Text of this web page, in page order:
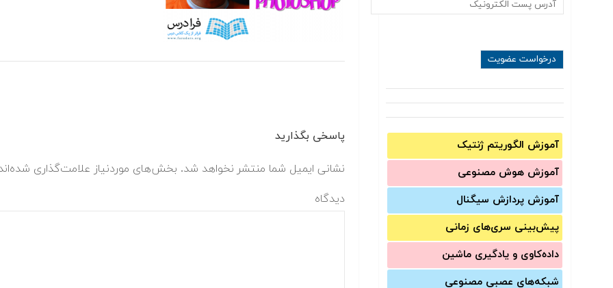
آموزش الگوریتم ژنتیک
آموزش‌ هوش مصنوعی
آموزش‌ پردازش سیگنال
پیش‌‌بینی سری‌‌های زمانی
داده‌کاوی و یادگیری ماشین
شبکه‌های عصبی مصنوعی
پاسخی بگذارید
نشانی ایمیل شما منتشر نخواهد شد. بخش‌های موردنیاز علامت‌گذاری
دیدگاه